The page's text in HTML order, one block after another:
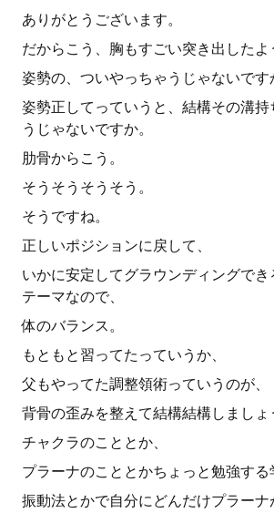
ありがとうございます。
だからこう、胸もすごい突き出したよ
姿勢の、ついやっちゃうじゃないです
姿勢正してっていうと、結構その溝持
うじゃないですか。
肋骨からこう。
そうそうそうそう。
そうですね。
正しいポジションに戻して、
いかに安定してグラウンディングで
テーマなので、
体のバランス。
もともと習ってたっていうか、
父もやってた調整領術っていうのが、
背骨の歪みを整えて結構結構しましょ
チャクラのこととか、
プラーナのこととかちょっと勉強する
振動法とかで自分にどんだけプラー